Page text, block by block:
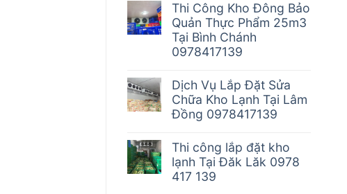
Thi Công Kho Đông Bảo
Quản Thực Phẩm 25m3
Tại Bình Chánh
0978417139
Dịch Vụ Lắp Đặt Sửa
Chữa Kho Lạnh Tại Lâm
Đồng 0978417139
Thi công lắp đặt kho
lạnh Tại Đăk Lăk 0978
417 139